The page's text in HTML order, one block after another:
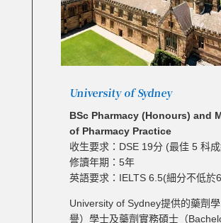
University of Sydney
BSc Pharmacy (Honours) and
of Pharmacy Practice
收生要求：DSE 19分 (最佳 5 科
修讀年期：5年
英語要求：IELTS 6.5(細分不低於
University of Sydney提供的藥劑
譽）學士及藥劑實務碩士（